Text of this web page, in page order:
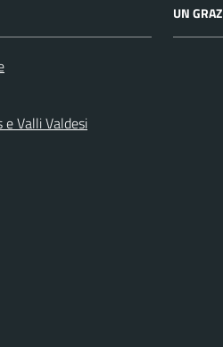
e Valli Valdesi
UN